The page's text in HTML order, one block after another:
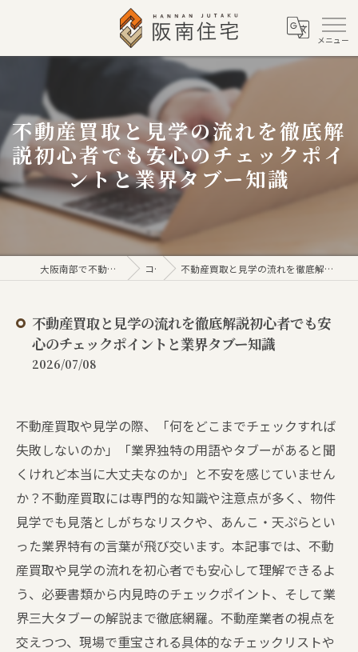
不動産買取と見学の流れを徹底解
説初心者でも安心のチェックポイ
ントと業界タブー知識
大阪南部で不動産売買なら株式会社阪南住宅 コラム 不動産買取と見学の流れを徹底解説初心者でも安心のチェックポイントと業界タブー知識
不動産買取と見学の流れを徹底解説初心者でも安
心のチェックポイントと業界タブー知識
2026/07/08
不動産買取や見学の際、「何をどこまでチェックすれば
失敗しないのか」「業界独特の用語やタブーがあると聞
くけれど本当に大丈夫なのか」と不安を感じていません
か？不動産買取には専門的な知識や注意点が多く、物件
見学でも見落としがちなリスクや、あんこ・天ぷらとい
った業界特有の言葉が飛び交います。本記事では、不動
産買取や見学の流れを初心者でも安心して理解できるよ
う、必要書類から内見時のチェックポイント、そして業
界三大タブーの解説まで徹底網羅。不動産業者の視点を
交えつつ、現場で重宝される具体的なチェックリストや